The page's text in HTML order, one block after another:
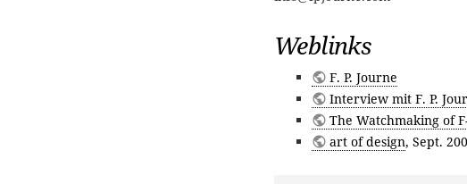
Weblinks
F. P. Journe
Interview mit F. P.
The Watchmaking of
art of design, Sept.